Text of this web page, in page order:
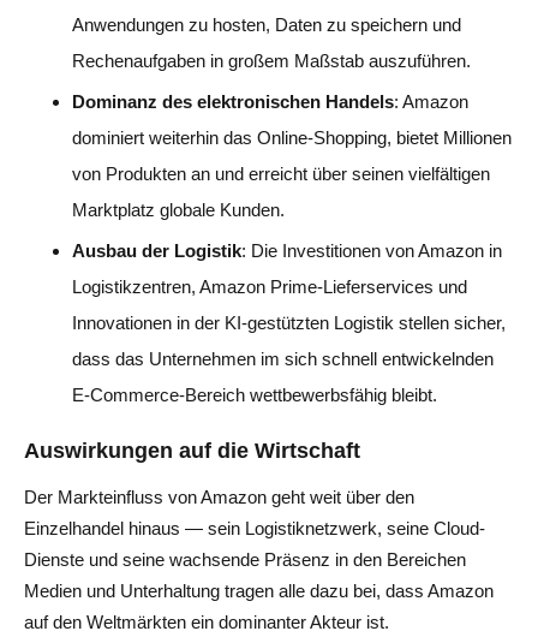
Anwendungen zu hosten, Daten zu speichern und
Rechenaufgaben in großem Maßstab auszuführen.
Dominanz des elektronischen Handels: Amazon
dominiert weiterhin das Online-Shopping, bietet Millionen
von Produkten an und erreicht über seinen vielfältigen
Marktplatz globale Kunden.
Ausbau der Logistik: Die Investitionen von Amazon in
Logistikzentren, Amazon Prime-Lieferservices und
Innovationen in der KI-gestützten Logistik stellen sicher,
dass das Unternehmen im sich schnell entwickelnden
E-Commerce-Bereich wettbewerbsfähig bleibt.
Auswirkungen auf die Wirtschaft
Der Markteinfluss von Amazon geht weit über den
Einzelhandel hinaus — sein Logistiknetzwerk, seine Cloud-
Dienste und seine wachsende Präsenz in den Bereichen
Medien und Unterhaltung tragen alle dazu bei, dass Amazon
auf den Weltmärkten ein dominanter Akteur ist.